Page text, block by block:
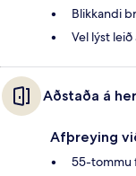
Blikkandi
Vel lýst
Aðstaða á
Afþreying
55-tommu